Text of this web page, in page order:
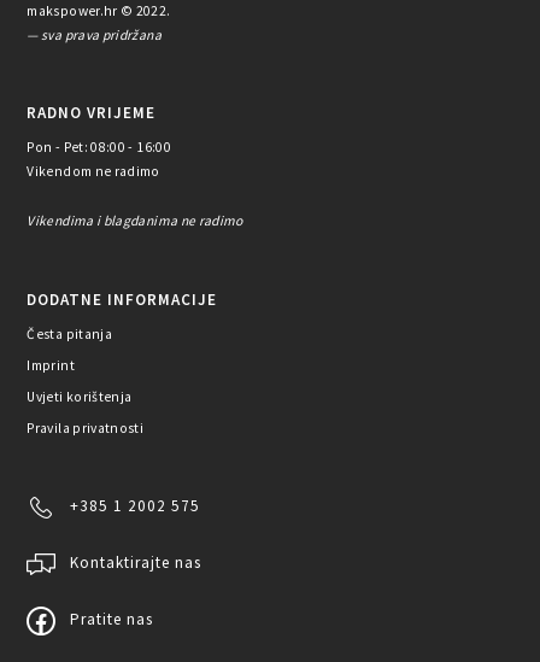
makspower.hr © 2022.
— sva prava pridržana
RADNO VRIJEME
Pon - Pet: 08:00 - 16:00
Vikendom ne radimo
Vikendima i blagdanima ne radimo
DODATNE INFORMACIJE
Česta pitanja
Imprint
Uvjeti korištenja
Pravila privatnosti
+385 1 2002 575
Kontaktirajte nas
Pratite nas